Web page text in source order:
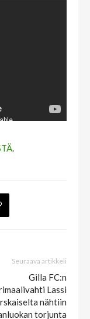
.
Seuraava artikkeli
Gilla FC:n
Lassi
nähtiin
torjunta